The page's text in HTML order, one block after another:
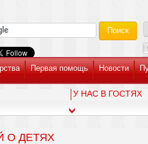
Первая помощь Новости
У НАС В ГОСТЯХ
О ДЕТЯХ